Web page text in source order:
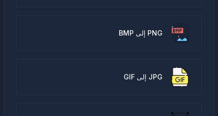
PNG إلى BMP
JPG إلى GIF